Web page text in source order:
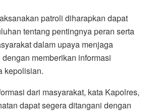
patroli diharapkan dapat
tentang pentingnya peran serta
dalam upaya menjaga
memberikan informasi
kepolisian.
dari masyarakat, kata Kapolres,
dapat segera ditangani dengan